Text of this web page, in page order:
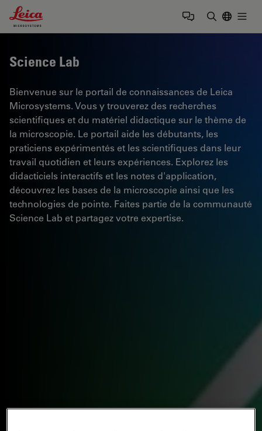
Leica Microsystems Logo
Science Lab
Bienvenue sur le portail de connaissances de Leica
Microsystems. Vous y trouverez des recherches
scientifiques et du matériel didactique sur le thème de
la microscopie. Le portail aide les débutants, les
praticiens expérimentés et les scientifiques dans leur
travail quotidien et leurs expériences. Explorez les
didacticiels interactifs et les notes d'application,
découvrez les bases de la microscopie ainsi que les
technologies de pointe. Faites partie de la communauté
Science Lab et partagez votre expertise.